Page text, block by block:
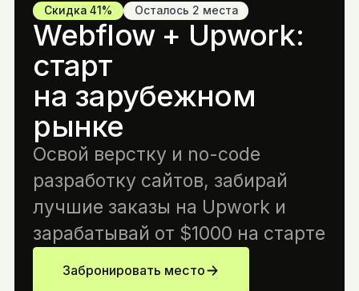
Скидка 41% Осталось 2 места
Webflow + Upwork:
старт
на зарубежном
рынке
Освой верстку и no-code
разработку сайтов, забирай
лучшие заказы на Upwork и
зарабатывай от $1000 на старте
Забронировать место